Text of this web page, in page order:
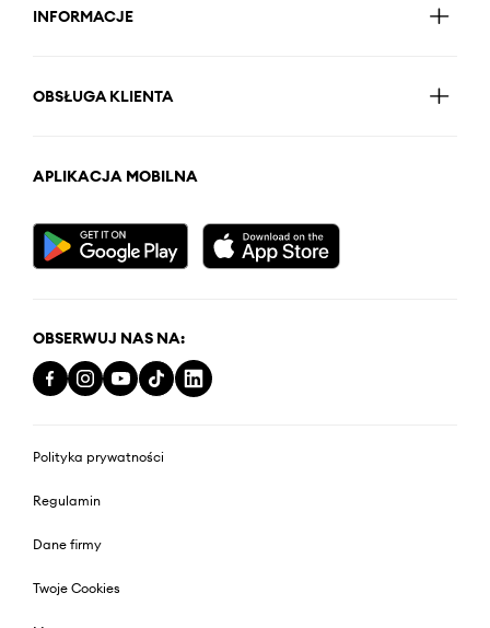
INFORMACJE
OBSŁUGA KLIENTA
APLIKACJA MOBILNA
OBSERWUJ NAS NA:
Polityka prywatności
Regulamin
Dane firmy
Twoje Cookies